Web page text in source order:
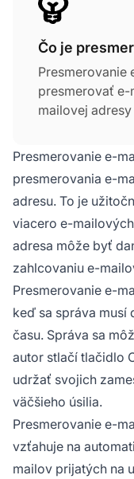
Čo je
Presmerovanie
presmerovať e-
mailovej
mailovú
presmerovanie
adresu Gmail,
Presmerovanie e-
presmerovania e-
adresu. To je
viacero e-
adresa môže byť
zahlcovaniu e-
Presmerovanie e-
keď sa správa
času. Správa sa
autor stlačí tlačidlo
udržať svojich
väčšieho úsilia.
Presmerovanie e-
vzťahuje na
mailov prijatých na